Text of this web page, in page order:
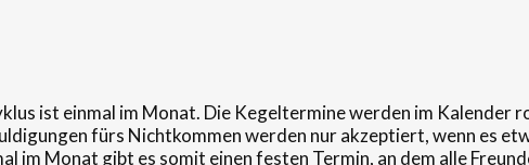
ist einmal im Monat. Die Kegeltermine werden im Kalender
fürs Nichtkommen werden nur akzeptiert, wenn es
im Monat gibt es somit einen festen Termin, an dem alle